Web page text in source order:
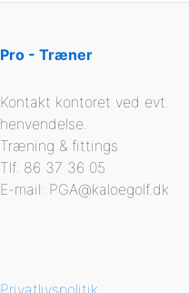
Pro - Træner
Kontakt kontoret ved evt.
henvendelse.
Træning & fittings
Tlf. 86 37 36 05
E-mail: PGA@kaloegolf.dk
Privatlivspolitik